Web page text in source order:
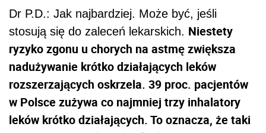
Dr P.D.: Jak najbardziej. Może być, jeśli
stosują się do zaleceń lekarskich. Niestety
ryzyko zgonu u chorych na astmę zwiększa
nadużywanie krótko działających leków
rozszerzających oskrzela. 39 proc. pacjentów
w Polsce zużywa co najmniej trzy inhalatory
leków krótko działających. To oznacza, że taki